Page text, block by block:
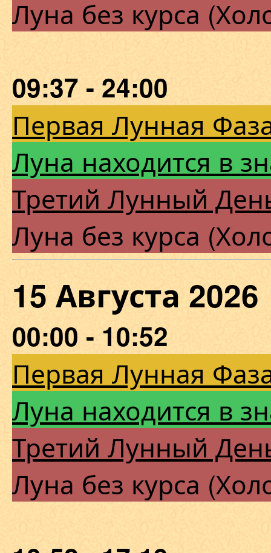
Луна без курса
09:37 - 24:00
Первая Лунная
Луна находится в
Третий Лунный
Луна без курса
15 Августа
00:00 - 10:52
Первая Лунная
Луна находится в
Третий Лунный
Луна без курса